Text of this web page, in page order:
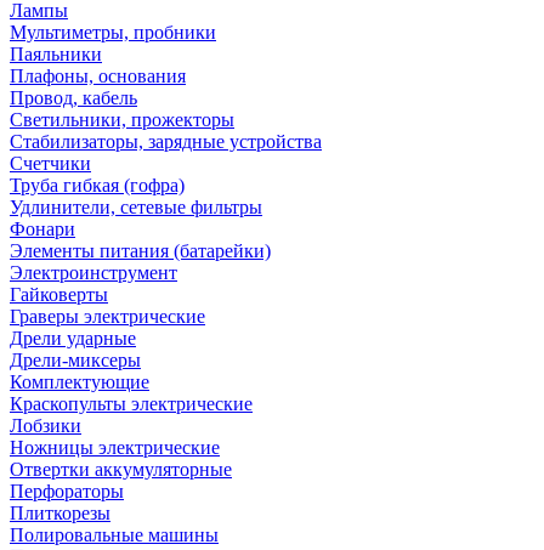
Лампы
Мультиметры, пробники
Паяльники
Плафоны, основания
Провод, кабель
Светильники, прожекторы
Стабилизаторы, зарядные устройства
Счетчики
Труба гибкая (гофра)
Удлинители, сетевые фильтры
Фонари
Элементы питания (батарейки)
Электроинструмент
Гайковерты
Граверы электрические
Дрели ударные
Дрели-миксеры
Комплектующие
Краскопульты электрические
Лобзики
Ножницы электрические
Отвертки аккумуляторные
Перфораторы
Плиткорезы
Полировальные машины